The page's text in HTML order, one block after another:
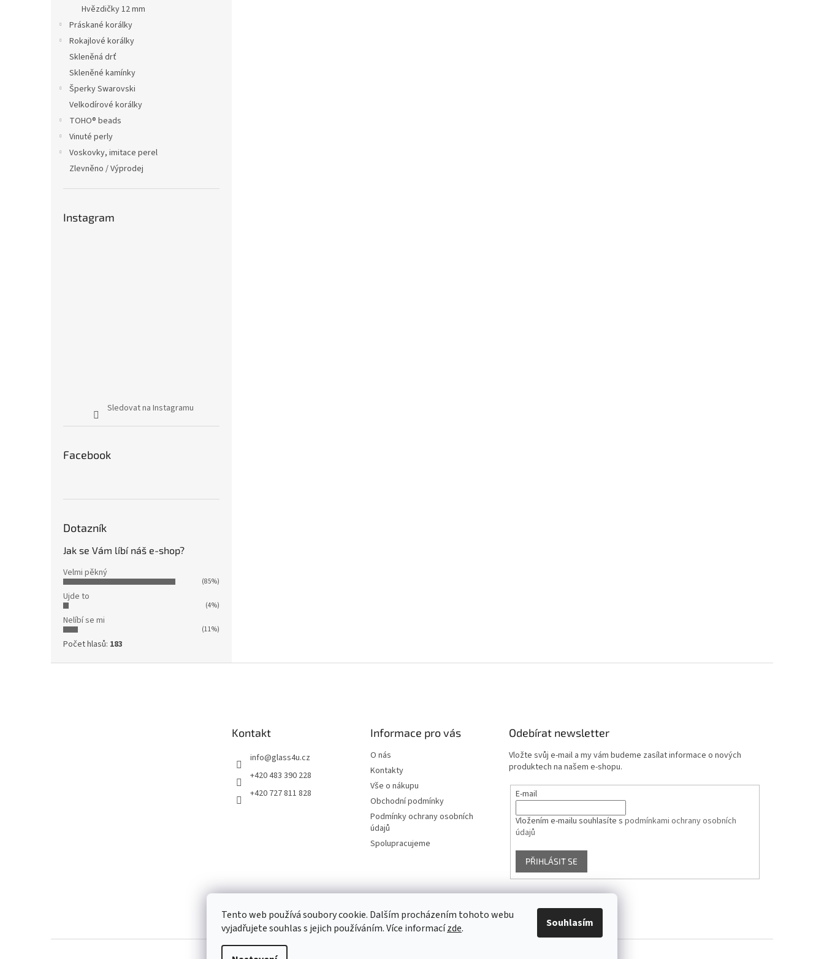
Tento web používá soubory cookie. Dalším procházením tohoto webu
vyjadřujete souhlas s jejich používáním. Více informacízde. Souhlasím
Hvězdičky 12 mm
Práskané korálky
Rokajlové korálky
Skleněná drť
Skleněné kamínky
Šperky Swarovski
Velkodírové korálky
TOHO® beads
Vinuté perly
Voskovky, imitace perel
Zlevněno / Výprodej
Instagram
Sledovat na Instagramu
Facebook
Dotazník
Jak se Vám líbí náš e-shop?
Velmi pěkný
(85%)
Ujde to
(4%)
Nelíbí se mi
(11%)
Počet hlasů: 183
Kontakt
info@glass4u.cz
+420 483 390 228
+420 727 811 828
Informace pro vás
O nás
Kontakty
Vše o nákupu
Obchodní podmínky
Podmínky ochrany osobních
údajů
Spolupracujeme
Odebírat newsletter
Vložte svůj e-mail a my vám budeme zasílat informace o nových
produktech na našem e-shopu.
E-mail
Vložením e-mailu souhlasíte spodmínkami ochrany osobních
údajů
PŘIHLÁSIT SE
Facebook